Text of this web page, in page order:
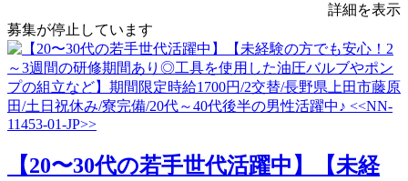
詳細を表示
募集が停止しています
【20〜30代の若手世代活躍中】【未経